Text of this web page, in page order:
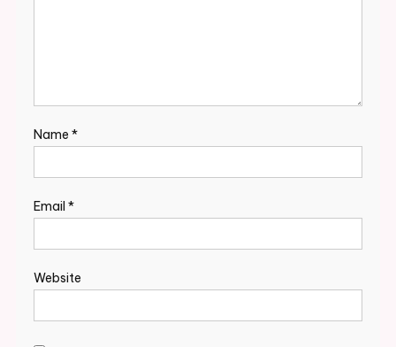
Name *
Email *
Website